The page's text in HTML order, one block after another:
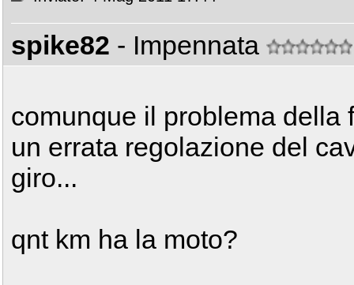
spike82 - Impennata
comunque il problema della
un errata regolazione del
giro...
qnt km ha la moto?